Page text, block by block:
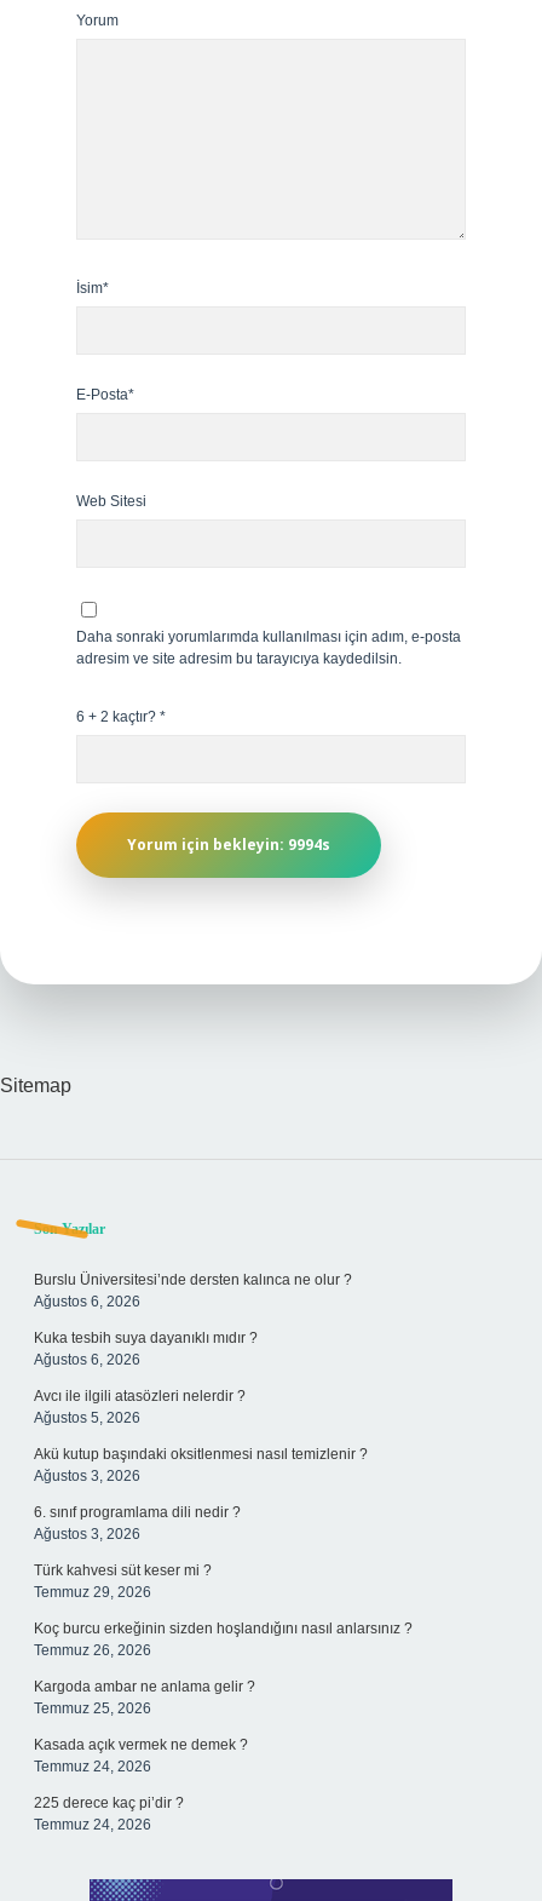
Yorum
İsim*
E-Posta*
Web Sitesi
Daha sonraki yorumlarımda kullanılması için adım, e-posta
adresim ve site adresim bu tarayıcıya kaydedilsin.
6 + 2 kaçtır? *
Sitemap
Sidebar
Son Yazılar
Burslu Üniversitesi’nde dersten kalınca ne olur ?
Ağustos 6, 2026
Kuka tesbih suya dayanıklı mıdır ?
Ağustos 6, 2026
Avcı ile ilgili atasözleri nelerdir ?
Ağustos 5, 2026
Akü kutup başındaki oksitlenmesi nasıl temizlenir ?
Ağustos 3, 2026
6. sınıf programlama dili nedir ?
Ağustos 3, 2026
Türk kahvesi süt keser mi ?
Temmuz 29, 2026
Koç burcu erkeğinin sizden hoşlandığını nasıl anlarsınız ?
Temmuz 26, 2026
Kargoda ambar ne anlama gelir ?
Temmuz 25, 2026
Kasada açık vermek ne demek ?
Temmuz 24, 2026
225 derece kaç pi’dir ?
Temmuz 24, 2026